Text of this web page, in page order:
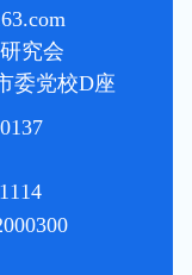
究会
委党校D座